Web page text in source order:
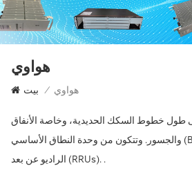
هواوي
بيت / هواوي
طول خطوط السكك الحديدية، وخاصة الأنفاق
والجسور. وتتكون من وحدة النطاق الأساسي (BBU) وعدد من وحدات
الراديو عن بعد (RRUs). .